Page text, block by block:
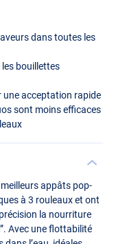
dans toutes les
bouillettes
une acceptation rapide
sont moins efficaces
appâts pop-
à 3 rouleaux et ont
la nourriture
Avec une flottabilité